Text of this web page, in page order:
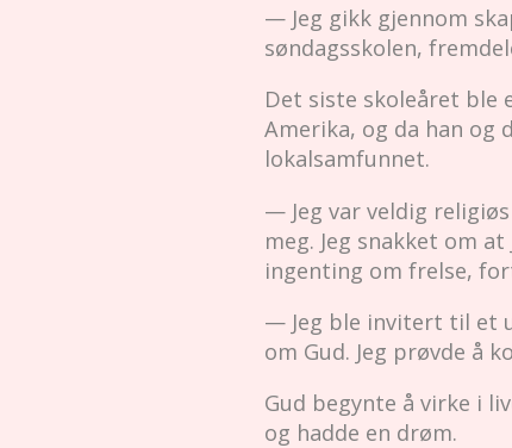
— Jeg gikk gjennom
søndagsskolen,
Det siste skoleåret ble
Amerika, og da han og
lokalsamfunnet.
— Jeg var veldig
meg. Jeg snakket om
ingenting om frelse,
— Jeg ble invitert til et
om Gud. Jeg prøvde å
Gud begynte å virke i
og hadde en drøm.